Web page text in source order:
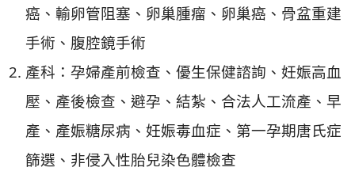
癌、輸卵管阻塞、卵巢腫瘤、卵巢癌、骨盆重建
手術、腹腔鏡手術
產科：孕婦產前檢查、優生保健諮詢、妊娠高血
壓、產後檢查、避孕、結紮、合法人工流產、早
產、產娠糖尿病、妊娠毒血症、第一孕期唐氏症
篩選、非侵入性胎兒染色體檢查